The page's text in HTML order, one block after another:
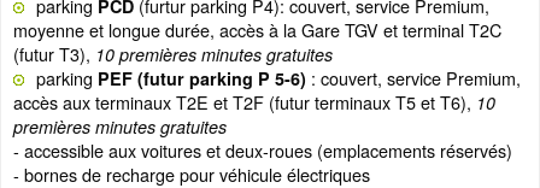
PCD
moyenne et longue durée, accès à la Gare TGV et terminal T2C
(futur T3), 10 premières minutes gratuites
parking PEF (futur parking P 5-6) : couvert, service Premium,
accès aux terminaux T2E et T2F (futur terminaux T5 et T6), 10
premières minutes gratuites
- accessible aux voitures et deux-roues (emplacements réservés)
- bornes de recharge pour véhicule électriques